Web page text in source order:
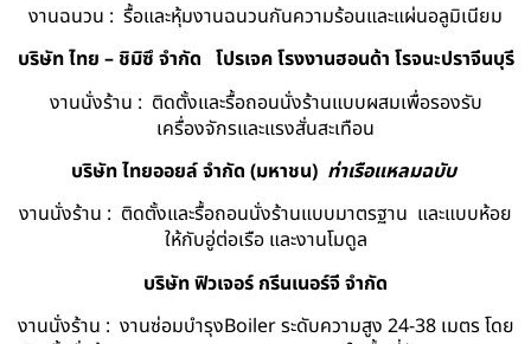
งานฉนวน : รื้อและหุ้มงานฉนวนกันความร้อนและแผ่นอลูมิเนียม
บริษัท ไทย – ชิมิซึ จำกัด โปรเจค โรงงานฮอนด้า โรจนะปราจีนบุรี
งานนั่งร้าน : ติดตั้งและรื้อถอนนั่งร้านแบบผสมเพื่อรองรับ
เครื่องจักรและแรงสั่นสะเทือน
บริษัท ไทยออยล์ จํากัด (มหาชน) ท่าเรือแหลมฉบับ
งานนั่งร้าน : ติดตั้งและรื้อถอนนั่งร้านแบบมาตรฐาน และแบบห้อย
ให้กับอู่ต่อเรือ และงานโมดูล
บริษัท ฟิวเจอร์ กรีนเนอร์จี จำกัด
งานนั่งร้าน : งานซ่อมบำรุงBoiler ระดับความสูง 24-38 เมตร โดย